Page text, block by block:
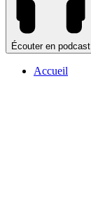
Écouter en podcast
Accueil